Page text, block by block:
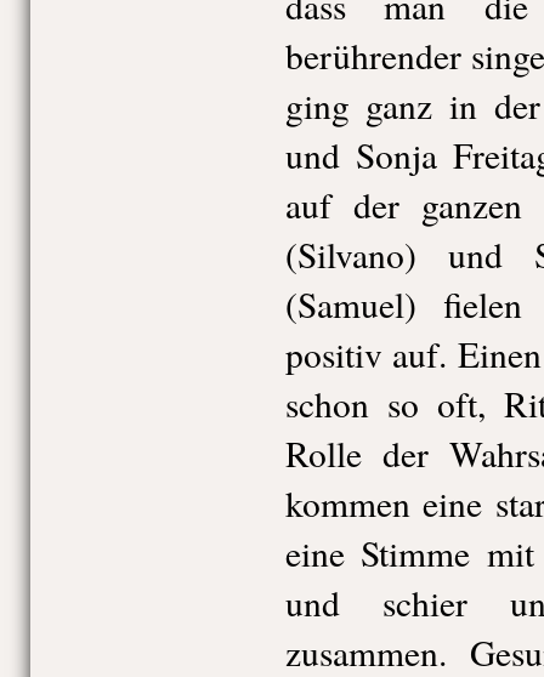
berührender
ging ganz in
und Sonja
auf der ganzen
(Silvano) und
(Samuel)
positiv auf.
schon so oft,
Rolle der
kommen eine
eine Stimme
und schier
zusammen.